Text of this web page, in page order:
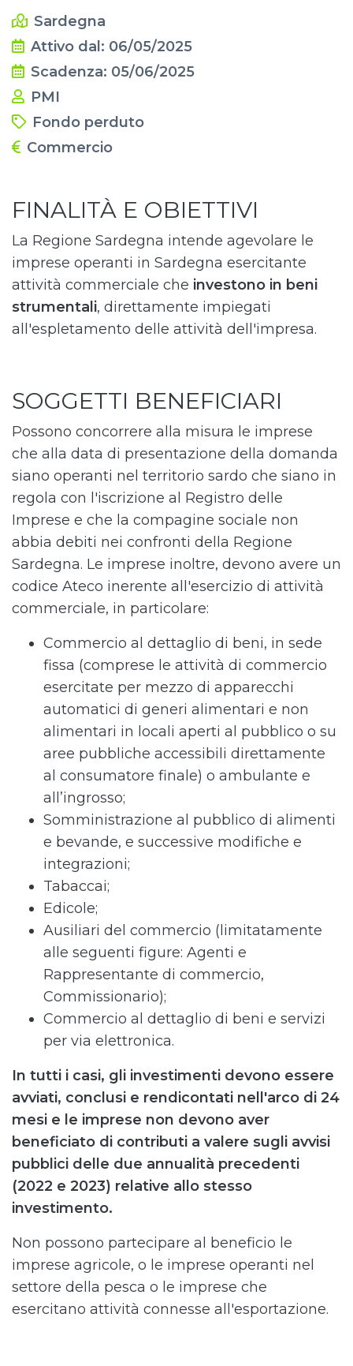
Sardegna
Attivo dal: 06/05/2025
Scadenza: 05/06/2025
PMI
Fondo perduto
Commercio
FINALITÀ E OBIETTIVI
La Regione Sardegna intende agevolare le
imprese operanti in Sardegna esercitante
attività commerciale che investono in beni
strumentali, direttamente impiegati
all'espletamento delle attività dell'impresa.
SOGGETTI BENEFICIARI
Possono concorrere alla misura le imprese
che alla data di presentazione della domanda
siano operanti nel territorio sardo che siano in
regola con l'iscrizione al Registro delle
Imprese e che la compagine sociale non
abbia debiti nei confronti della Regione
Sardegna. Le imprese inoltre, devono avere un
codice Ateco inerente all'esercizio di attività
commerciale, in particolare:
Commercio al dettaglio di beni, in sede
fissa (comprese le attività di commercio
esercitate per mezzo di apparecchi
automatici di generi alimentari e non
alimentari in locali aperti al pubblico o su
aree pubbliche accessibili direttamente
al consumatore finale) o ambulante e
all’ingrosso;
Somministrazione al pubblico di alimenti
e bevande, e successive modifiche e
integrazioni;
Tabaccai;
Edicole;
Ausiliari del commercio (limitatamente
alle seguenti figure: Agenti e
Rappresentante di commercio,
Commissionario);
Commercio al dettaglio di beni e servizi
per via elettronica.
In tutti i casi, gli investimenti devono essere
avviati, conclusi e rendicontati nell'arco di 24
mesi e le imprese non devono aver
beneficiato di contributi a valere sugli avvisi
pubblici delle due annualità precedenti
(2022 e 2023) relative allo stesso
investimento.
Non possono partecipare al beneficio le
imprese agricole, o le imprese operanti nel
settore della pesca o le imprese che
esercitano attività connesse all'esportazione.